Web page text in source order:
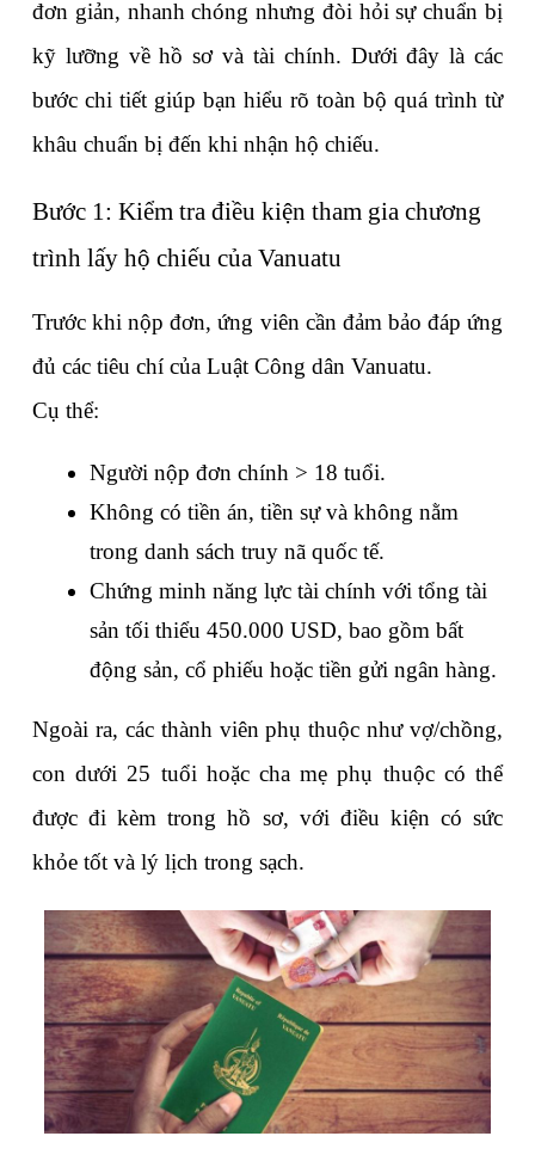
đơn giản, nhanh chóng nhưng đòi hỏi sự chuẩn bị
kỹ lưỡng về hồ sơ và tài chính. Dưới đây là các
bước chi tiết giúp bạn hiểu rõ toàn bộ quá trình từ
khâu chuẩn bị đến khi nhận hộ chiếu.
Bước 1: Kiểm tra điều kiện tham gia chương
trình lấy hộ chiếu của Vanuatu
Trước khi nộp đơn, ứng viên cần đảm bảo đáp ứng
đủ các tiêu chí của Luật Công dân Vanuatu.
Cụ thể:
Người nộp đơn chính > 18 tuổi.
Không có tiền án, tiền sự và không nằm
trong danh sách truy nã quốc tế.
Chứng minh năng lực tài chính với tổng tài
sản tối thiểu 450.000 USD, bao gồm bất
động sản, cổ phiếu hoặc tiền gửi ngân hàng.
Ngoài ra, các thành viên phụ thuộc như vợ/chồng,
con dưới 25 tuổi hoặc cha mẹ phụ thuộc có thể
được đi kèm trong hồ sơ, với điều kiện có sức
khỏe tốt và lý lịch trong sạch.